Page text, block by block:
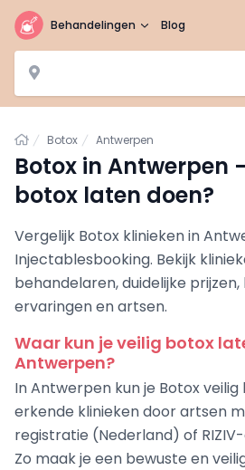
Behandelingen Blog
Home
Botox Antwerpen
Botox in Antwerpen
botox laten doen?
Vergelijk Botox klinieken in
Injectablesbooking. Bekijk
behandelaren, duidelijke
ervaringen en artsen.
Waar kun je veilig botox
Antwerpen?
In Antwerpen kun je Botox
erkende klinieken door artsen
registratie (Nederland) of
Zo maak je een bewuste en